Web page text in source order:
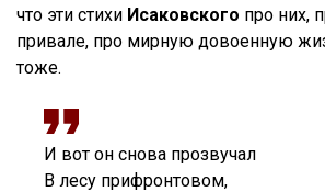
что эти стихи Исаковского про них,
привале, про мирную довоенную
тоже.
И вот он снова прозвучал
В лесу прифронтовом,